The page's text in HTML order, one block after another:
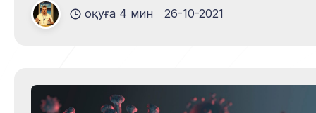
институтын құру қажеттігі туралы мәлімдеді.
қоғаммен өзара іс-қимыл жасай отырып,
оқуға 4 мин 26-10-2021